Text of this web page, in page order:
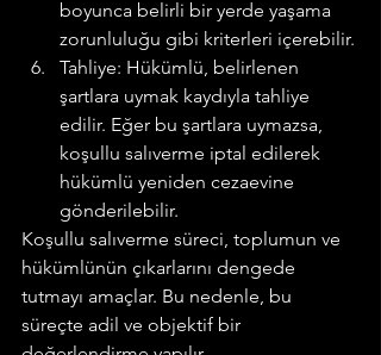
boyunca belirli bir yerde yaşama
zorunluluğu gibi kriterleri içerebilir.
Tahliye: Hükümlü, belirlenen
şartlara uymak kaydıyla tahliye
edilir. Eğer bu şartlara uymazsa,
koşullu salıverme iptal edilerek
hükümlü yeniden cezaevine
gönderilebilir.
Koşullu salıverme süreci, toplumun ve
hükümlünün çıkarlarını dengede
tutmayı amaçlar. Bu nedenle, bu
süreçte adil ve objektif bir